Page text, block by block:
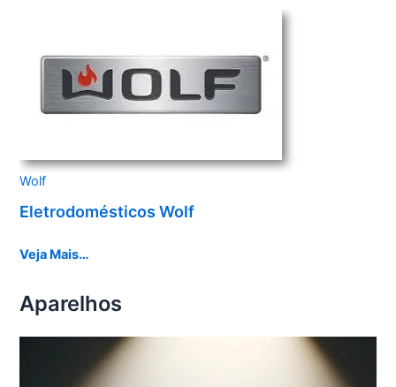
Wolf
Eletrodomésticos Wolf
Veja Mais…
Aparelhos